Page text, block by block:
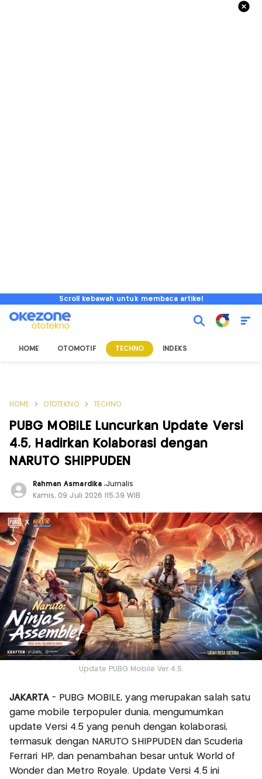
Scroll kebawah untuk membaca artikel
HOME OTOMOTIF TECHNO INDEKS
HOME OTOTEKNO TECHNO
PUBG MOBILE Luncurkan Update Versi
4.5, Hadirkan Kolaborasi dengan
NARUTO SHIPPUDEN
Rahman Asmardika ,Jurnalis
Kamis, 09 Juli 2026 |15:39 WIB
Update PUBG Mobile Ver 4.5.
JAKARTA - PUBG MOBILE, yang merupakan salah satu
game mobile terpopuler dunia, mengumumkan
update Versi 4.5 yang penuh dengan kolaborasi,
termasuk dengan NARUTO SHIPPUDEN dan Scuderia
Ferrari HP, dan penambahan besar untuk World of
Wonder dan Metro Royale. Update Versi 4.5 ini